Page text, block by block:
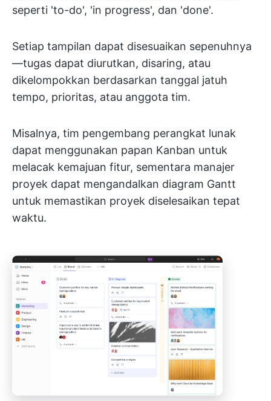
seperti 'to-do', 'in progress', dan 'done'.
Setiap tampilan dapat disesuaikan sepenuhnya
—tugas dapat diurutkan, disaring, atau
dikelompokkan berdasarkan tanggal jatuh
tempo, prioritas, atau anggota tim.
Misalnya, tim pengembang perangkat lunak
dapat menggunakan papan Kanban untuk
melacak kemajuan fitur, sementara manajer
proyek dapat mengandalkan diagram Gantt
untuk memastikan proyek diselesaikan tepat
waktu.